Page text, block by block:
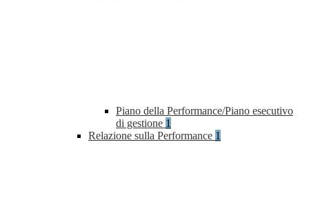
Piano della Performance/Piano esecutivo
di gestione 1
Relazione sulla Performance 1